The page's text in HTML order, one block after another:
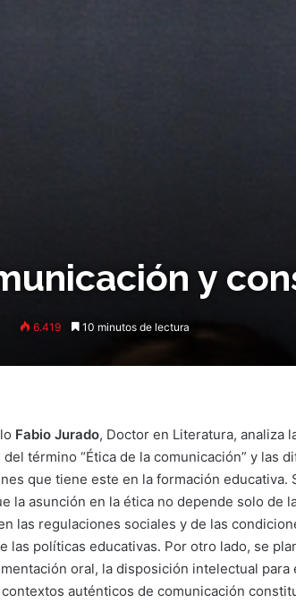
y
6.419 10 minutos de lectura
Fabio Jurado, Doctor en Literatura, analiza
término “Ética de la comunicación” y las
que tiene este en la formación educativa.
la asunción en la ética no depende solo de
las regulaciones sociales y de las
las políticas educativas. Por otro lado, se
oral, la disposición intelectual para
auténticos de comunicación